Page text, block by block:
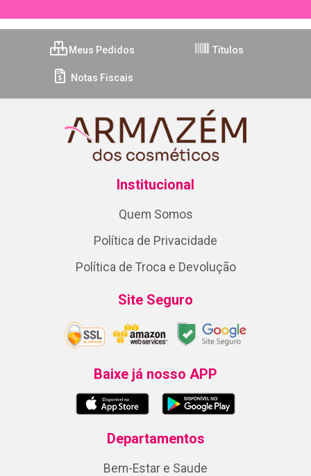
Meus Pedidos Títulos
Notas Fiscais
Institucional
Quem Somos
Política de Privacidade
Política de Troca e Devolução
Site Seguro
Baixe já nosso APP
Departamentos
Bem-Estar e Saude